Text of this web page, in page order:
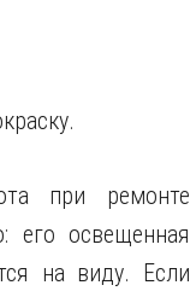
при ремонте
его освещенная
на виду. Если